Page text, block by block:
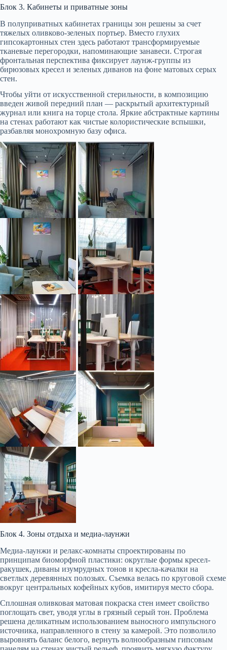
Блок 3. Кабинеты и приватные зоны
В полуприватных кабинетах границы зон решены за счет
тяжелых оливково-зеленых портьер. Вместо глухих
гипсокартонных стен здесь работают трансформируемые
тканевые перегородки, напоминающие занавеси. Строгая
фронтальная перспектива фиксирует лаунж-группы из
бирюзовых кресел и зеленых диванов на фоне матовых серых
стен.
Чтобы уйти от искусственной стерильности, в композицию
введен живой передний план — раскрытый архитектурный
журнал или книга на торце стола. Яркие абстрактные картины
на стенах работают как чистые колористические вспышки,
разбавляя монохромную базу офиса.
Блок 4. Зоны отдыха и медиа-лаунжи
Медиа-лаунжи и релакс-комнаты спроектированы по
принципам биоморфной пластики: округлые формы кресел-
ракушек, диваны изумрудных тонов и кресла-качалки на
светлых деревянных полозьях. Съемка велась по круговой схеме
вокруг центральных кофейных кубов, имитируя место сбора.
Сплошная оливковая матовая покраска стен имеет свойство
поглощать свет, уводя углы в грязный серый тон. Проблема
решена деликатным использованием выносного импульсного
источника, направленного в стену за камерой. Это позволило
выровнять баланс белого, вернуть волнообразным гипсовым